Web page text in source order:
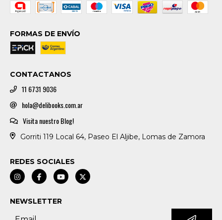
FORMAS DE ENVÍO
CONTACTANOS
11 6731 9036
hola@delibooks.com.ar
Visita nuestro Blog!
Gorriti 119 Local 64, Paseo El Aljibe, Lomas de Zamora
REDES SOCIALES
NEWSLETTER